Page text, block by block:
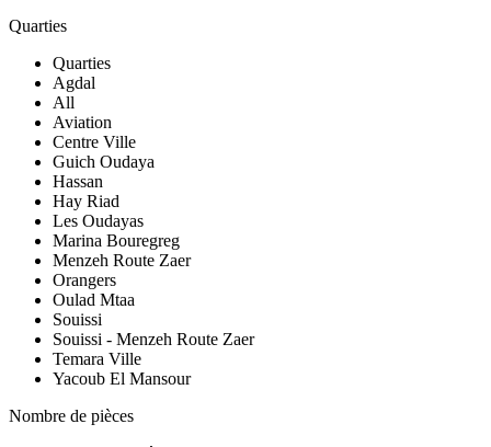
Quarties
Quarties
Agdal
All
Aviation
Centre Ville
Guich Oudaya
Hassan
Hay Riad
Les Oudayas
Marina Bouregreg
Menzeh Route Zaer
Orangers
Oulad Mtaa
Souissi
Souissi - Menzeh Route Zaer
Temara Ville
Yacoub El Mansour
Nombre de pièces